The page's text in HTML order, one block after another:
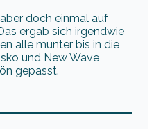
doch einmal auf
ergab sich irgendwie
alle munter bis in die
und New Wave
gepasst.